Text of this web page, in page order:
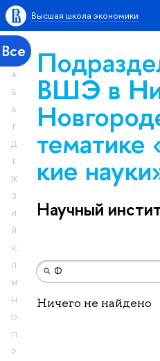
Высшая школа экономики
Все
А
Б
В
Г
Д
Е
Ж
З
И
Й
К
Л
М
Н
О
П
Р
ВШЭ в
тематике
кие
Научный
Ничего не найдено